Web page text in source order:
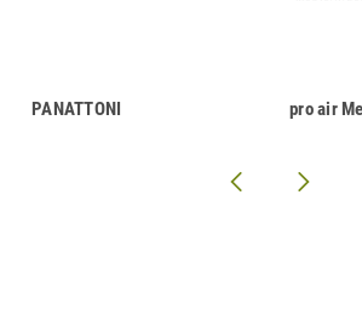
PANATTONI pro air